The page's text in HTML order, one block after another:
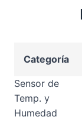
Categoría
Sensor de
Temp. y
Humedad